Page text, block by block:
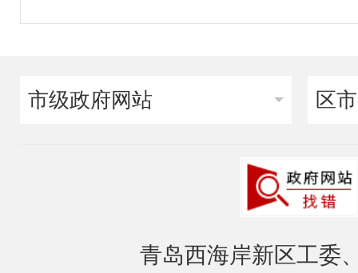
市级政府网站 区
青岛西海岸新区工委